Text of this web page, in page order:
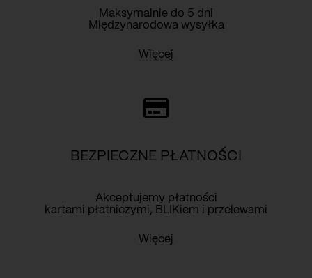
Maksymalnie do 5 dni
Międzynarodowa wysyłka
Więcej
BEZPIECZNE PŁATNOŚCI
Akceptujemy płatności
kartami płatniczymi, BLIKiem i przelewami
Więcej